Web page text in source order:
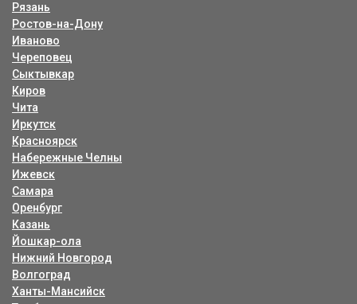
Рязань
Ростов-на-Дону
Иваново
Череповец
Сыктывкар
Киров
Чита
Иркутск
Красноярск
Набережные Челны
Ижевск
Самара
Оренбург
Казань
Йошкар-ола
Нижний Новгород
Волгоград
Ханты-Мансийск